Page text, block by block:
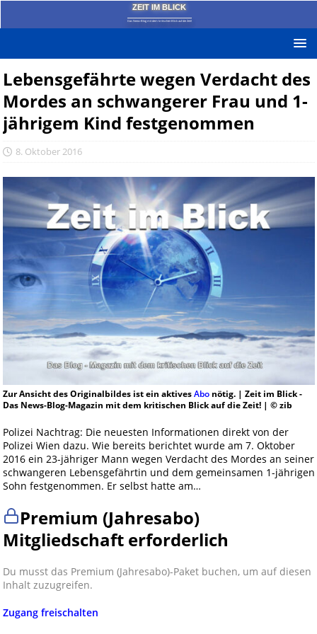
ZEIT IM BLICK
Das News-Blog mit dem kritischen Blick auf die Zeit!
Lebensgefährte wegen Verdacht des
Mordes an schwangerer Frau und 1-
jährigem Kind festgenommen
8. Oktober 2016
Zur Ansicht des Originalbildes ist ein aktivesAbonötig. | Zeit im Blick -
Das News-Blog-Magazin mit dem kritischen Blick auf die Zeit! | © zib
Polizei Nachtrag: Die neuesten Informationen direkt von der
Polizei Wien dazu. Wie bereits berichtet wurde am 7. Oktober
2016 ein 23-jähriger Mann wegen Verdacht des Mordes an seiner
schwangeren Lebensgefährtin und dem gemeinsamen 1-jährigen
Sohn festgenommen. Er selbst hatte am…
Premium (Jahresabo)
Mitgliedschaft erforderlich
Du musst das Premium (Jahresabo)-Paket buchen, um auf diesen
Inhalt zuzugreifen.
Zugang freischalten